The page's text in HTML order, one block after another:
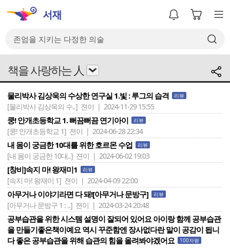
책을 사랑하는 人
물리박사 김상욱의 수상한 연구실 1.빛 : 루그의 습격 리뷰
[물리박사 김상욱의 수..] 젼이 | 2024-11-29 15:55
쿵! 안개초등학교 1. 뻐끔뻐끔 연기아이 리뷰
[쿵! 안개초등학교 1] 젼이 | 2024-06-28 22:34
내 몸이 궁금한 10대를 위한 호르몬 수업 리뷰
[내 몸이 궁금한 10대..] 젼이 | 2024-06-02 19:03
[창비]속지 마! 왕재미1 리뷰
[속지 마! 왕재미 1] 젼이 | 2024-04-09 22:00
아무거나 이야기라면 다 돼![아무거나 문방구] 리뷰
[아무거나 문방구 1 : ..] 젼이 | 2024-03-24 20:48
공부습관을 위한 시스템 설명이 잘되어 있어요 아이랑 함께 공부습관
을 만들기좋은책이예요 역시 꾸준함엔 장사없다란 말이 공감이 됩니
다 좋은 공부습관을 위해 습관의 힘을 올려봐야겠어요
100자평